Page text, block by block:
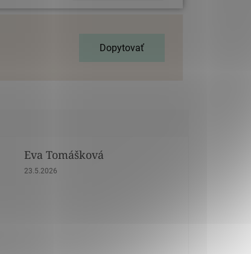
Dopytovať
Eva Tomášková
Hodnotenie obchodu je 5 z 5 hviezdičiek.
23.5.2026